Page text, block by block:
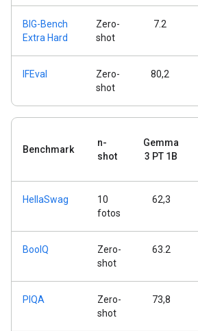
BIG-Bench
Extra Hard
Zero-
shot
7.2
IFEval
Zero-
shot
80,2
Benchmark
n-
shot
Gemma
3 PT 1B
HellaSwag
10
fotos
62,3
BoolQ
Zero-
shot
63.2
PIQA
Zero-
shot
73,8